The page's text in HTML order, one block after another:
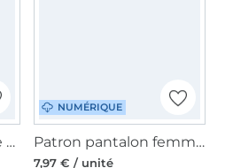
Patron blouse femme pdf Petunia Erbsünde, en allemand
NUMÉRIQUE
Patron pantalon femme pdf Lorena Erbsünde, en allemand
7,97 € / unité